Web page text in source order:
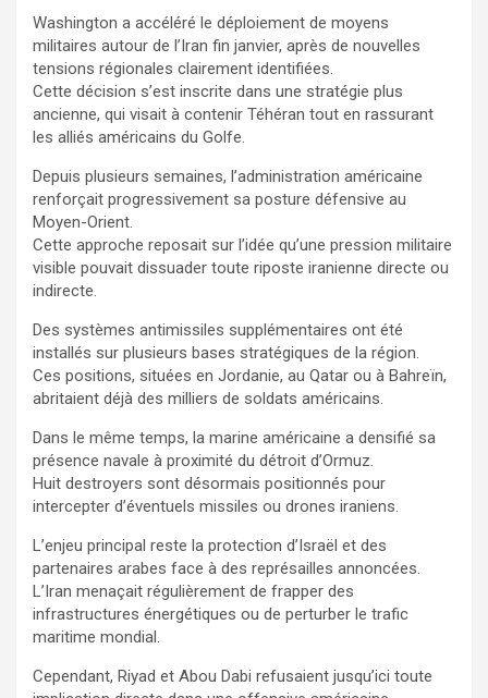
Washington a accéléré le déploiement de moyens
militaires autour de l’Iran fin janvier, après de nouvelles
tensions régionales clairement identifiées.
Cette décision s’est inscrite dans une stratégie plus
ancienne, qui visait à contenir Téhéran tout en rassurant
les alliés américains du Golfe.
Depuis plusieurs semaines, l’administration américaine
renforçait progressivement sa posture défensive au
Moyen-Orient.
Cette approche reposait sur l’idée qu’une pression militaire
visible pouvait dissuader toute riposte iranienne directe ou
indirecte.
Des systèmes antimissiles supplémentaires ont été
installés sur plusieurs bases stratégiques de la région.
Ces positions, situées en Jordanie, au Qatar ou à Bahreïn,
abritaient déjà des milliers de soldats américains.
Dans le même temps, la marine américaine a densifié sa
présence navale à proximité du détroit d’Ormuz.
Huit destroyers sont désormais positionnés pour
intercepter d’éventuels missiles ou drones iraniens.
L’enjeu principal reste la protection d’Israël et des
partenaires arabes face à des représailles annoncées.
L’Iran menaçait régulièrement de frapper des
infrastructures énergétiques ou de perturber le trafic
maritime mondial.
Cependant, Riyad et Abou Dabi refusaient jusqu’ici toute